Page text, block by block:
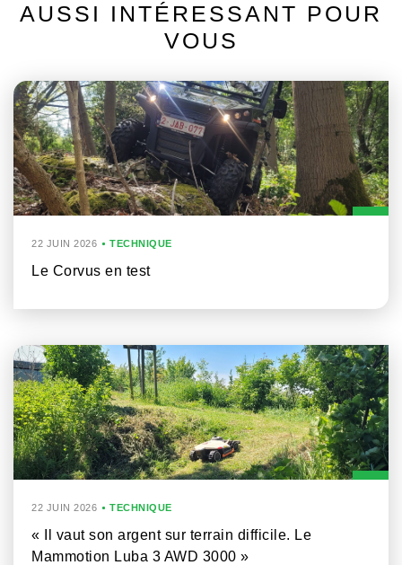
AUSSI INTÉRESSANT POUR
VOUS
22 JUIN 2026 TECHNIQUE
Le Corvus en test
22 JUIN 2026 TECHNIQUE
« Il vaut son argent sur terrain difficile. Le
Mammotion Luba 3 AWD 3000 »